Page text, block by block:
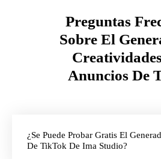
Preguntas
Sobre El
Anuncios De
¿Se Puede Probar Gratis El
De TikTok De Ima Studio?